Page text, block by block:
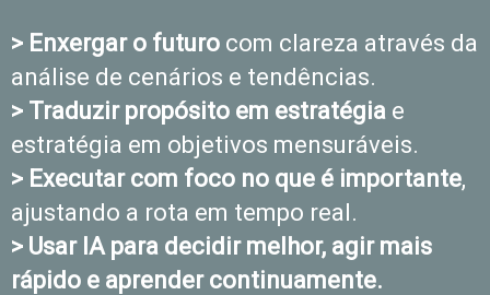
> Enxergar o futuro com clareza através da
análise de cenários e tendências.
> Traduzir propósito em estratégia e
estratégia em objetivos mensuráveis.
> Executar com foco no que é importante,
ajustando a rota em tempo real.
> Usar IA para decidir melhor, agir mais
rápido e aprender continuamente.